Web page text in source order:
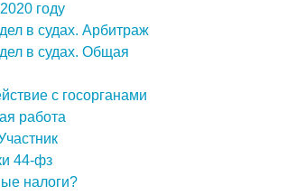
году
в судах. Арбитраж
в судах. Общая
с госорганами
работа
44-фз
налоги?